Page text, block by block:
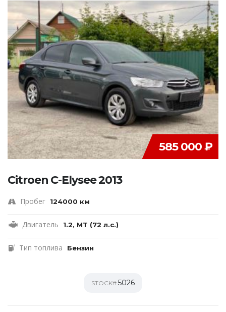
585 000 ₽
Citroen C-Elysee 2013
Пробег 124000 км
Двигатель 1.2, MT (72 л.с.)
Тип топлива Бензин
STOCK# 5026